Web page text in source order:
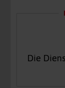
Die